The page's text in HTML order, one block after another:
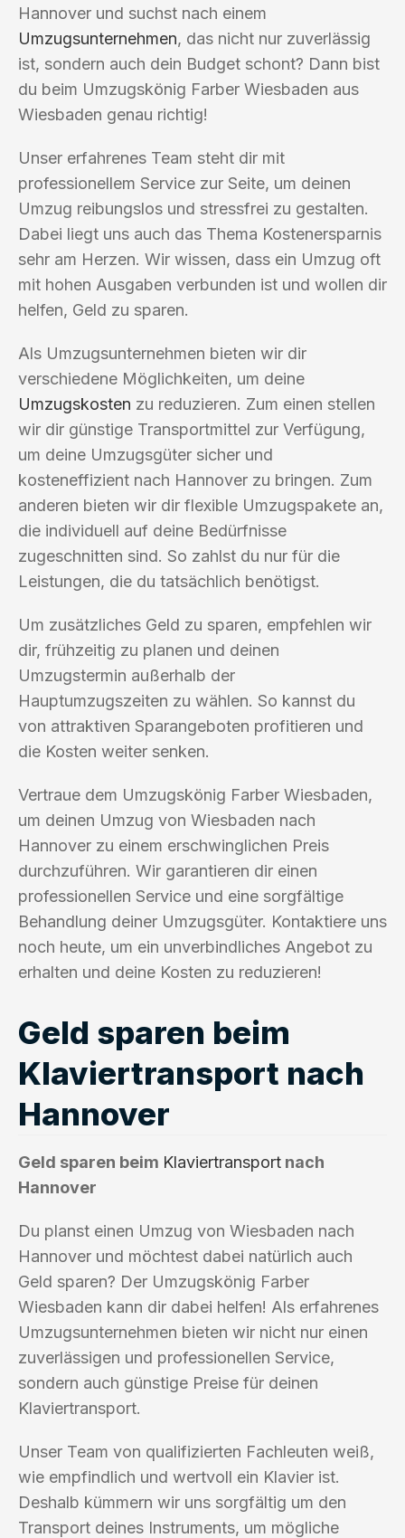
Hannover und suchst nach einem
Umzugsunternehmen, das nicht nur zuverlässig
ist, sondern auch dein Budget schont? Dann bist
du beim Umzugskönig Farber Wiesbaden aus
Wiesbaden genau richtig!
Unser erfahrenes Team steht dir mit
professionellem Service zur Seite, um deinen
Umzug reibungslos und stressfrei zu gestalten.
Dabei liegt uns auch das Thema Kostenersparnis
sehr am Herzen. Wir wissen, dass ein Umzug oft
mit hohen Ausgaben verbunden ist und wollen dir
helfen, Geld zu sparen.
Als Umzugsunternehmen bieten wir dir
verschiedene Möglichkeiten, um deine
Umzugskosten zu reduzieren. Zum einen stellen
wir dir günstige Transportmittel zur Verfügung,
um deine Umzugsgüter sicher und
kosteneffizient nach Hannover zu bringen. Zum
anderen bieten wir dir flexible Umzugspakete an,
die individuell auf deine Bedürfnisse
zugeschnitten sind. So zahlst du nur für die
Leistungen, die du tatsächlich benötigst.
Um zusätzliches Geld zu sparen, empfehlen wir
dir, frühzeitig zu planen und deinen
Umzugstermin außerhalb der
Hauptumzugszeiten zu wählen. So kannst du
von attraktiven Sparangeboten profitieren und
die Kosten weiter senken.
Vertraue dem Umzugskönig Farber Wiesbaden,
um deinen Umzug von Wiesbaden nach
Hannover zu einem erschwinglichen Preis
durchzuführen. Wir garantieren dir einen
professionellen Service und eine sorgfältige
Behandlung deiner Umzugsgüter. Kontaktiere uns
noch heute, um ein unverbindliches Angebot zu
erhalten und deine Kosten zu reduzieren!
Geld sparen beim
Klaviertransport nach
Hannover
Geld sparen beim Klaviertransport nach
Hannover
Du planst einen Umzug von Wiesbaden nach
Hannover und möchtest dabei natürlich auch
Geld sparen? Der Umzugskönig Farber
Wiesbaden kann dir dabei helfen! Als erfahrenes
Umzugsunternehmen bieten wir nicht nur einen
zuverlässigen und professionellen Service,
sondern auch günstige Preise für deinen
Klaviertransport.
Unser Team von qualifizierten Fachleuten weiß,
wie empfindlich und wertvoll ein Klavier ist.
Deshalb kümmern wir uns sorgfältig um den
Transport deines Instruments, um mögliche